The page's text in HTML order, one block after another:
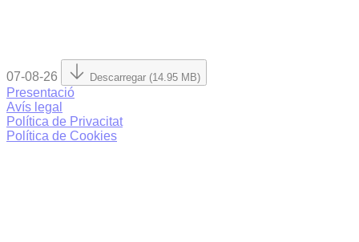
07-08-26 Descarregar (14.95 MB)
Presentació
Avís legal
Política de Privacitat
Política de Cookies